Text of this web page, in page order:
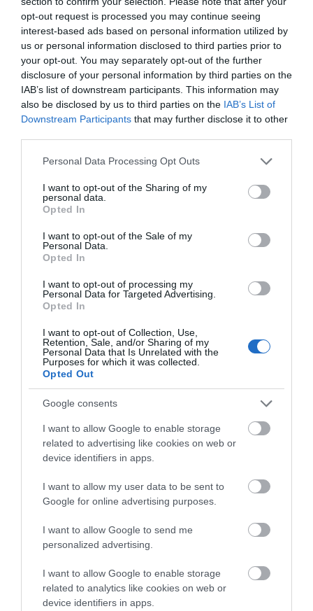
opt-out request is processed you may continue seeing
interest-based ads based on personal information utilized by
us or personal information disclosed to third parties prior to
your opt-out. You may separately opt-out of the further
disclosure of your personal information by third parties on the
IAB’s list of downstream participants. This information may
also be disclosed by us to third parties on the IAB’s List of
Downstream Participants that may further disclose it to other
Please note that this website/app uses one or more Google
not limited to your visit or usage behaviour. You may click to
grant or deny consent to Google and its third-party tags to
use your data for below specified purposes in below Google
consent section.
Personal Data Processing Opt Outs
I want to opt-out of the Sharing of my
personal data.
Opted In
I want to opt-out of the Sale of my
Personal Data.
Opted In
I want to opt-out of processing my
Personal Data for Targeted Advertising.
Opted In
I want to opt-out of Collection, Use,
Retention, Sale, and/or Sharing of my
Personal Data that Is Unrelated with the
Purposes for which it was collected.
Opted Out
Google consents
I want to allow Google to enable storage
related to advertising like cookies on web or
device identifiers in apps.
I want to allow my user data to be sent to
Google for online advertising purposes.
I want to allow Google to send me
personalized advertising.
I want to allow Google to enable storage
related to analytics like cookies on web or
device identifiers in apps.
Δήμου με αιρετούς, συμβούλους, ομάδες εργασίες κτλ με
μοναδικό στοιχείο το βόλεμα του συνδυασμού τους που
δεν λειτουργεί.
Η εποχή που διανύουμε και που διαμορφώνεται για το
μέλλον είναι άκρως ανταγωνιστική. Οι κενοί
περιεχομένου πανηγυρισμοί της διοίκησης του Δήμου,
μοιάζουν σαν ένα αστραφτερό αυτοκίνητο που όμως δεν
έχει μηχανή και δεν έχει ούτε καύσιμα.
Το μόνο που υπάρχει είναι οι «πανηγυρισμοί» στα μέσα
κοινωνικής δικτύωσης, που είναι σε πλήρη
αναντιστοιχία με όσα βιώνει η κοινωνία νησιού.
Μπροστά από την κουρτίνα παρουσιάζεται μια εικονική
δεδομένα που παραθέσαμε θα οδηγηθεί σε αδιέξοδο…